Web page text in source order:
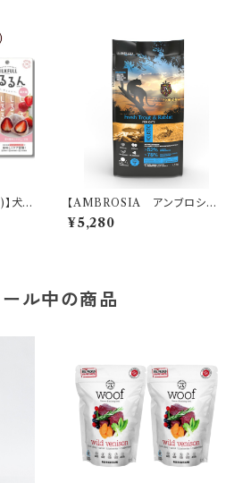
犬用
品
デト
【AMBROSIA アンブロシア】
キャット トラウト＆ラビット(取寄)
1.5kg
¥5,280
ル中の商品